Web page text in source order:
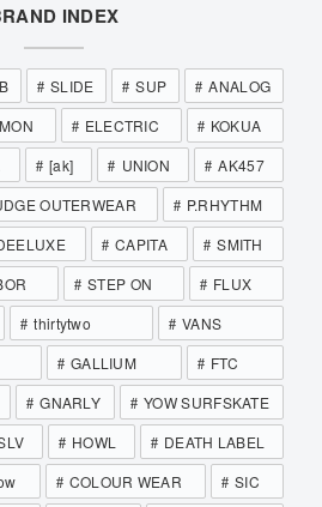
INDEX
SLIDE SUP
ANALOG
ELECTRIC
KOKUA
[ak] UNION
AK457
OUTERWEAR
P.RHYTHM
CAPITA
SMITH
STEP ON
FLUX
thirtytwo
VANS
GALLIUM
FTC
GNARLY
YOW SURFSKATE
HOWL
DEATH LABEL
COLOUR WEAR
SIC